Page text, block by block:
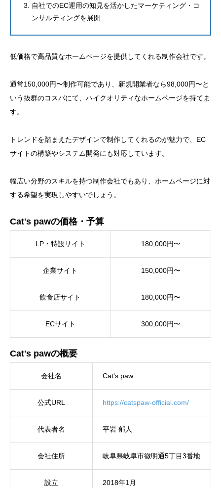
自社でのEC運用の知見を活かしたマーケティング・コ
ンサルティングを展開
低価格で高品質なホームページを提供してくれる制作会社です。
通常150,000円〜制作可能であり、新規開業者なら98,000円〜と
いう抜群のコスパにて、ハイクオリティなホームページを持てま
す。
トレンドを踏まえたデザインで制作してくれるのが魅力で、EC
サイトの構築やシステム開発にも対応しています。
幅広い分野のスキルを持つ制作会社でもあり、ホームページに対
する希望を実現しやすいでしょう。
Cat's pawの価格・予算
LP・特設サイト 180,000円〜
企業サイト 150,000円〜
飲食店サイト 180,000円〜
ECサイト 300,000円〜
Cat's pawの概要
会社名 Cat's paw
公式URL https://catspaw-official.com/
代表者名 平岩 郁人
会社住所 岐阜県岐阜市徹明通5丁目3番地
設立 2018年1月